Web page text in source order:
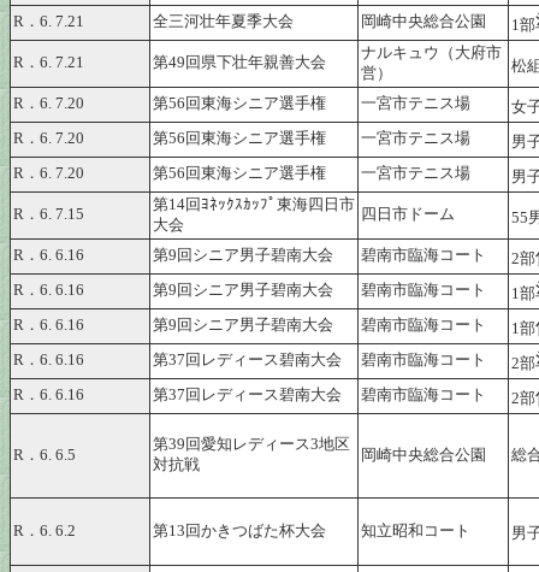
R．6. 7.21 全三河壮年夏季大会 岡崎中央総合公園 1部
R．6. 7.21 第49回県下壮年親善大会
ナルキュウ（大府市
営）
松
R．6. 7.20 第56回東海シニア選手権 一宮市テニス場
女
R．6. 7.20
第56回東海シニア選手権 一宮市テニス場
男
R．6. 7.20
第56回東海シニア選手権 一宮市テニス場 男
R．6. 7.15
第14回ﾖﾈｯｸｽｶｯﾌﾟ東海四日市
大会
四日市ドーム 55
R．6. 6.16 第9回シニア男子碧南大会 碧南市臨海コート 2部
R．6. 6.16 第9回シニア男子碧南大会 碧南市臨海コート 1部
R．6. 6.16 第9回シニア男子碧南大会 碧南市臨海コート 1部
R．6. 6.16 第37回レディース碧南大会 碧南市臨海コート 2部
R．6. 6.16 第37回レディース碧南大会 碧南市臨海コート 2部
R．6. 6.5
第39回愛知レディース3地区
対抗戦
岡崎中央総合公園 総
R．6. 6.2 第13回かきつばた杯大会 知立昭和コート 男